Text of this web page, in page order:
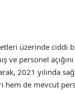
üzerinde ciddi
ve personel
2021 yılında
hem de mevcut